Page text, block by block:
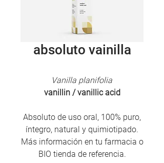
absoluto vainilla
Vanilla planifolia
vanillin / vanillic acid
Absoluto de uso oral, 100% puro,
íntegro, natural y quimiotipado.
Más información en tu farmacia o
BIO tienda de referencia.